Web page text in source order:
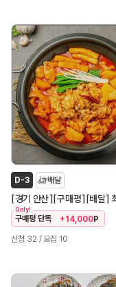
D-3 배달
[경기 안산] [구매평] [배달]
Only!
구매평 단독 +14,000P
신청 32 / 모집 10